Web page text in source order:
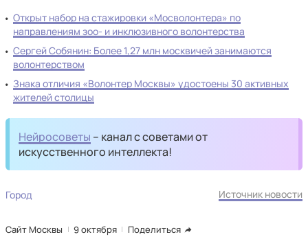
Открыт набор на стажировки «Мосволонтера» по
направлениям зоо- и инклюзивного волонтерства
Сергей Собянин: Более 1,27 млн москвичей занимаются
волонтерством
Знака отличия «Волонтер Москвы» удостоены 30 активных
жителей столицы
Нейросоветы – канал с советами от
искусственного интеллекта!
Город Источник новости
Сайт Москвы 9 октября Поделиться